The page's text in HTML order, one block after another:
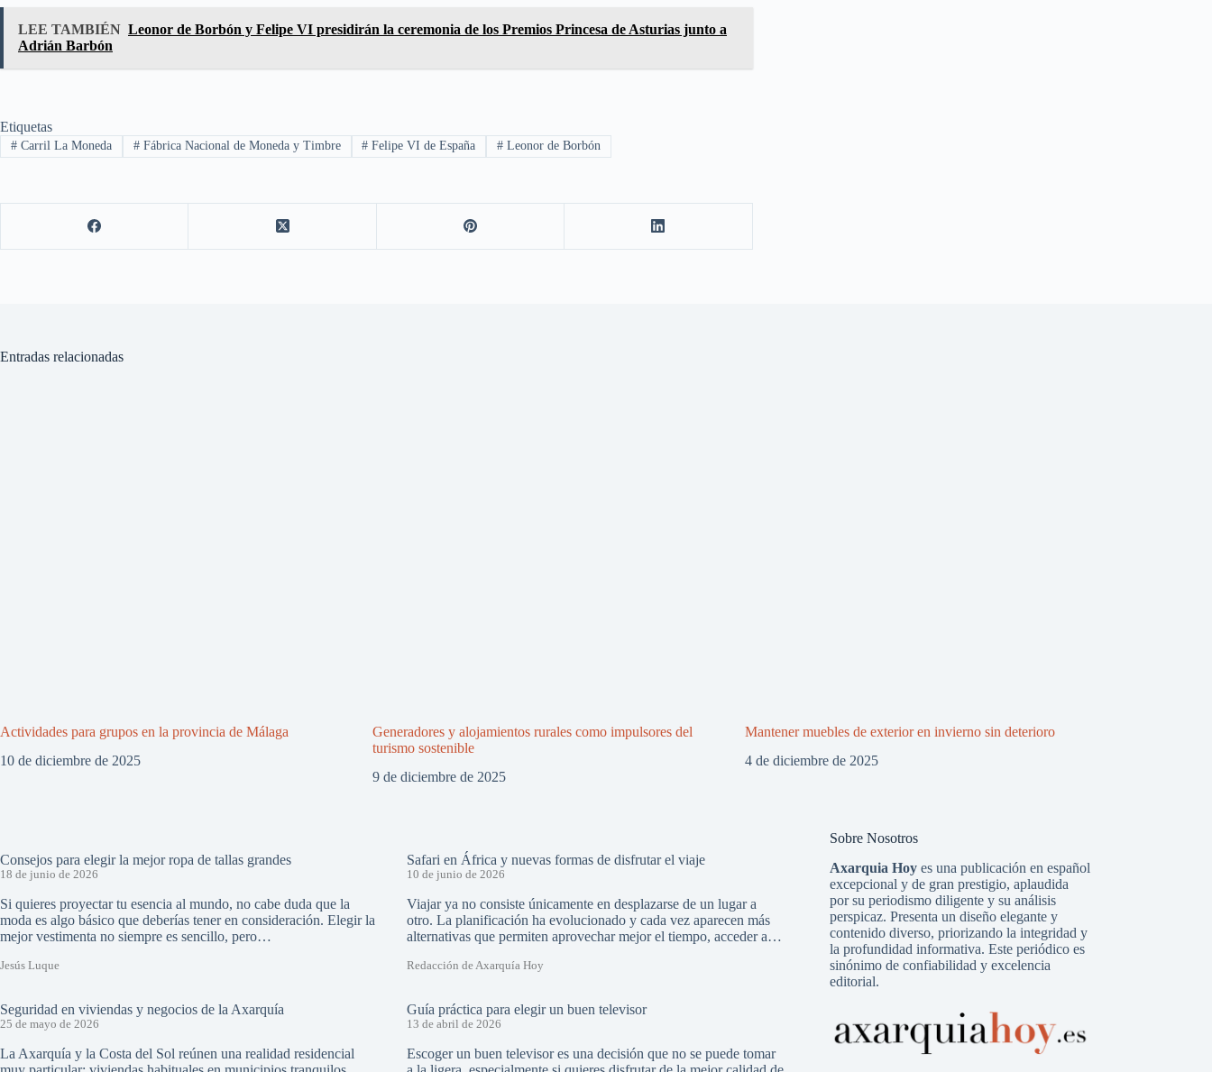
LEE TAMBIÉN Leonor de Borbón y Felipe VI presidirán la ceremonia de los Premios Princesa de Asturias junto a
Adrián Barbón
Etiquetas
#Carril La Moneda #Fábrica Nacional de Moneda y Timbre # Felipe VI de España # Leonor de Borbón
Entradas relacionadas
Actividades para grupos en la provincia de Málaga
10 de diciembre de 2025
Generadores y alojamientos rurales como impulsores del
turismo sostenible
9 de diciembre de 2025
Mantener muebles de exterior en invierno sin deterioro
4 de diciembre de 2025
Consejos para elegir la mejor ropa de tallas grandes
18 de junio de 2026
Si quieres proyectar tu esencia al mundo, no cabe duda que la
moda es algo básico que deberías tener en consideración. Elegir la
mejor vestimenta no siempre es sencillo, pero…
Jesús Luque
Safari en África y nuevas formas de disfrutar el viaje
10 de junio de 2026
Viajar ya no consiste únicamente en desplazarse de un lugar a
otro. La planificación ha evolucionado y cada vez aparecen más
alternativas que permiten aprovechar mejor el tiempo, acceder a…
Redacción de Axarquía Hoy
Seguridad en viviendas y negocios de la Axarquía
25 de mayo de 2026
La Axarquía y la Costa del Sol reúnen una realidad residencial
Guía práctica para elegir un buen televisor
13 de abril de 2026
Escoger un buen televisor es una decisión que no se puede tomar
Sobre Nosotros
Axarquia Hoyes una publicación en español
excepcional y de gran prestigio, aplaudida
por su periodismo diligente y su análisis
perspicaz. Presenta un diseño elegante y
contenido diverso, priorizando la integridad y
la profundidad informativa. Este periódico es
sinónimo de confiabilidad y excelencia
editorial.